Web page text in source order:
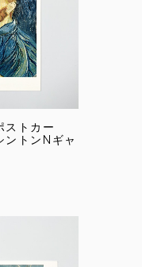
トカー
トンNギャ